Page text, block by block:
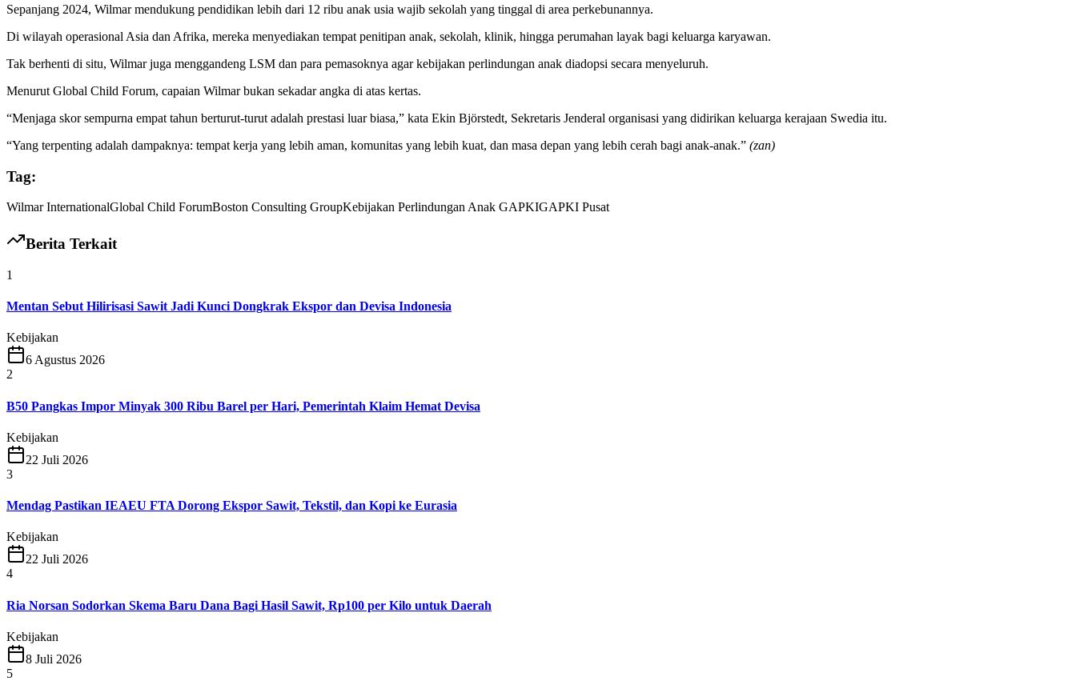
Sepanjang 2024, Wilmar mendukung pendidikan lebih dari 12 ribu anak usia wajib sekolah yang tinggal di area perkebunannya.
Di wilayah operasional Asia dan Afrika, mereka menyediakan tempat penitipan anak, sekolah, klinik, hingga perumahan layak bagi keluarga karyawan.
Tak berhenti di situ, Wilmar juga menggandeng LSM dan para pemasoknya agar kebijakan perlindungan anak diadopsi secara menyeluruh.
Menurut Global Child Forum, capaian Wilmar bukan sekadar angka di atas kertas.
“Menjaga skor sempurna empat tahun berturut-turut adalah prestasi luar biasa,” kata Ekin Björstedt, Sekretaris Jenderal organisasi yang didirikan keluarga kerajaan Swedia itu.
“Yang terpenting adalah dampaknya: tempat kerja yang lebih aman, komunitas yang lebih kuat, dan masa depan yang lebih cerah bagi anak-anak.” (zan)
Tag:
Wilmar InternationalGlobal Child ForumBoston Consulting GroupKebijakan Perlindungan Anak GAPKIGAPKI Pusat
Berita Terkait
1
Mentan Sebut Hilirisasi Sawit Jadi Kunci Dongkrak Ekspor dan Devisa Indonesia
Kebijakan
6 Agustus 2026
2
B50 Pangkas Impor Minyak 300 Ribu Barel per Hari, Pemerintah Klaim Hemat Devisa
Kebijakan
22 Juli 2026
3
Mendag Pastikan IEAEU FTA Dorong Ekspor Sawit, Tekstil, dan Kopi ke Eurasia
Kebijakan
22 Juli 2026
4
Ria Norsan Sodorkan Skema Baru Dana Bagi Hasil Sawit, Rp100 per Kilo untuk Daerah
Kebijakan
8 Juli 2026
5